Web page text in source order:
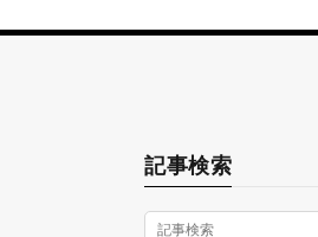
記事検索